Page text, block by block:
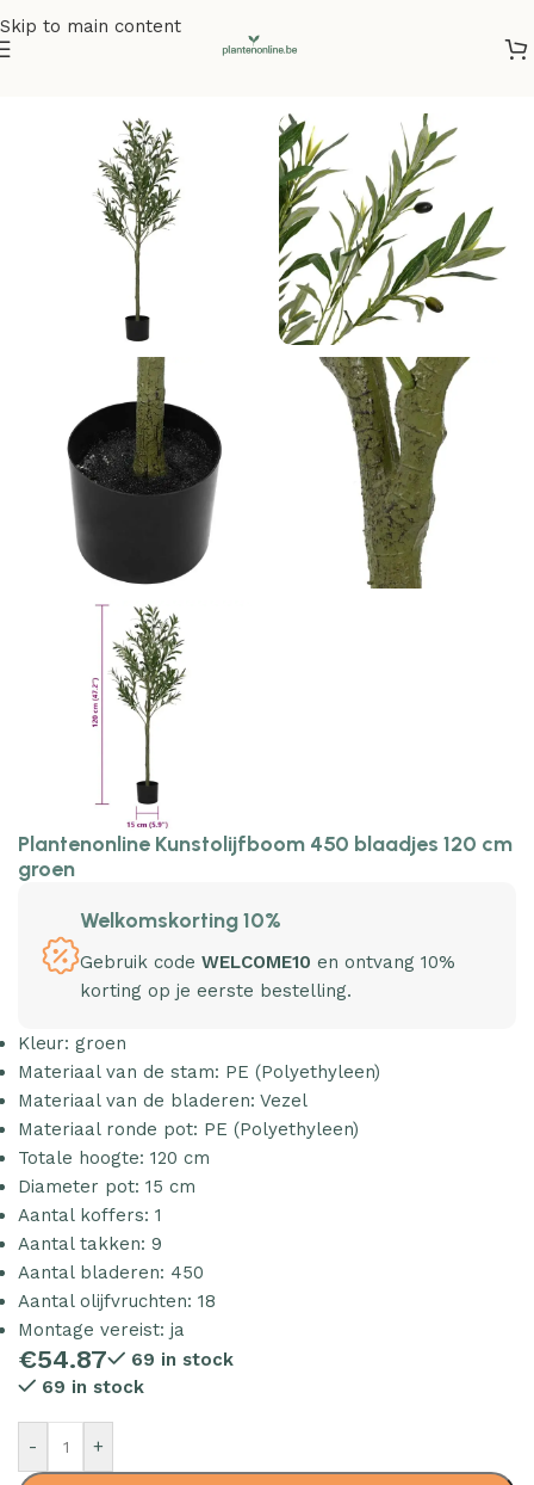
Skip to main content
Plantenonline Kunstolijfboom 450 blaadjes 120 cm
groen
Welkomskorting 10%
Gebruik code WELCOME10 en ontvang 10%
korting op je eerste bestelling.
Kleur: groen
Materiaal van de stam: PE (Polyethyleen)
Materiaal van de bladeren: Vezel
Materiaal ronde pot: PE (Polyethyleen)
Totale hoogte: 120 cm
Diameter pot: 15 cm
Aantal koffers: 1
Aantal takken: 9
Aantal bladeren: 450
Aantal olijfvruchten: 18
Montage vereist: ja
€54.87
69 in stock
69 in stock
- +